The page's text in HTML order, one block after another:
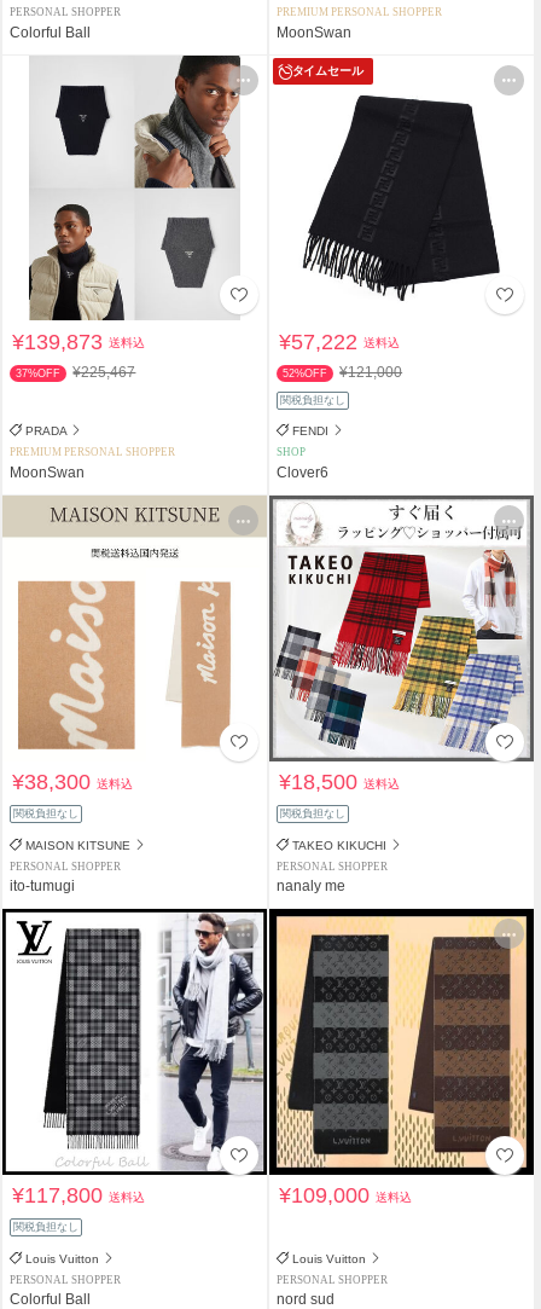
PERSONAL SHOPPER
Colorful Ball
PREMIUM PERSONAL SHOPPER
MoonSwan
¥139,873送料込
37%OFF ¥225,467
PRADA
PREMIUM PERSONAL SHOPPER
MoonSwan
タイムセール
¥57,222送料込
52%OFF ¥121,000
関税負担なし
FENDI
SHOP
Clover6
¥38,300送料込
関税負担なし
MAISON KITSUNE
PERSONAL SHOPPER
ito-tumugi
¥18,500送料込
関税負担なし
TAKEO KIKUCHI
PERSONAL SHOPPER
nanaly me
¥117,800送料込
関税負担なし
Louis Vuitton
PERSONAL SHOPPER
Colorful Ball
¥109,000送料込
Louis Vuitton
PERSONAL SHOPPER
nord sud